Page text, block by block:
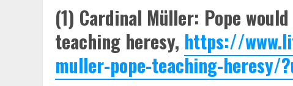
(1) Cardinal Müller: Pope
teaching heresy, https://
muller-pope-teaching-heresy/